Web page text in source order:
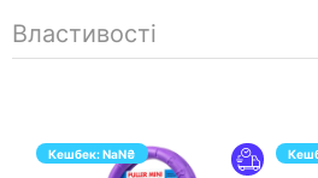
Властивості
Кешбек:NaN₴